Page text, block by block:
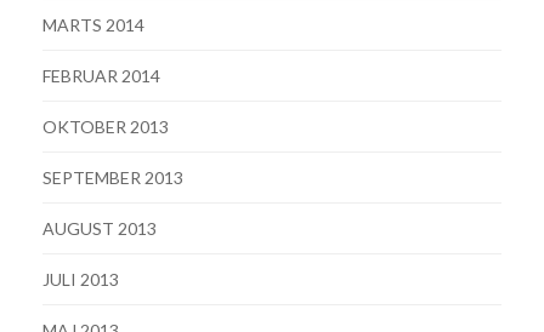
MARTS 2014
FEBRUAR 2014
OKTOBER 2013
SEPTEMBER 2013
AUGUST 2013
JULI 2013